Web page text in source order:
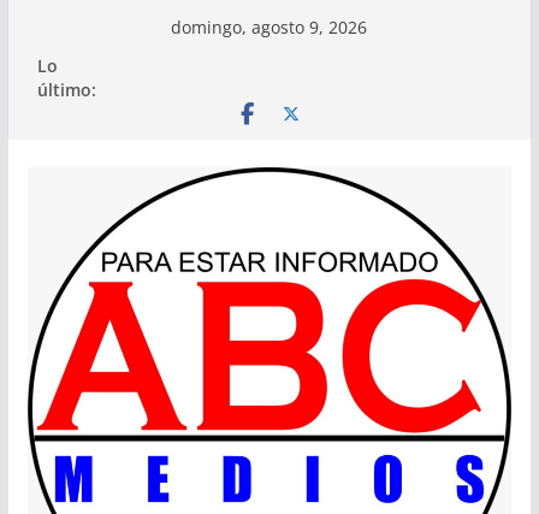
contenido
domingo, agosto 9, 2026
Lo
último: